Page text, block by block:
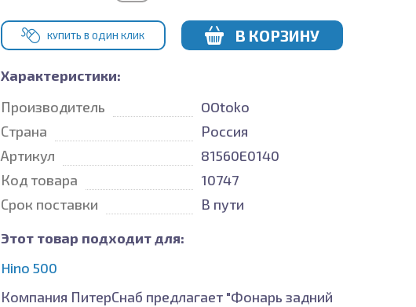
КУПИТЬ В ОДИН КЛИК В КОРЗИНУ
Характеристики:
Производитель
OOtoko
Страна
Россия
Артикул
81560E0140
Код товара
10747
Срок поставки
В пути
Этот товар подходит для:
Hino 500
Компания ПитерСнаб предлагает "Фонарь задний